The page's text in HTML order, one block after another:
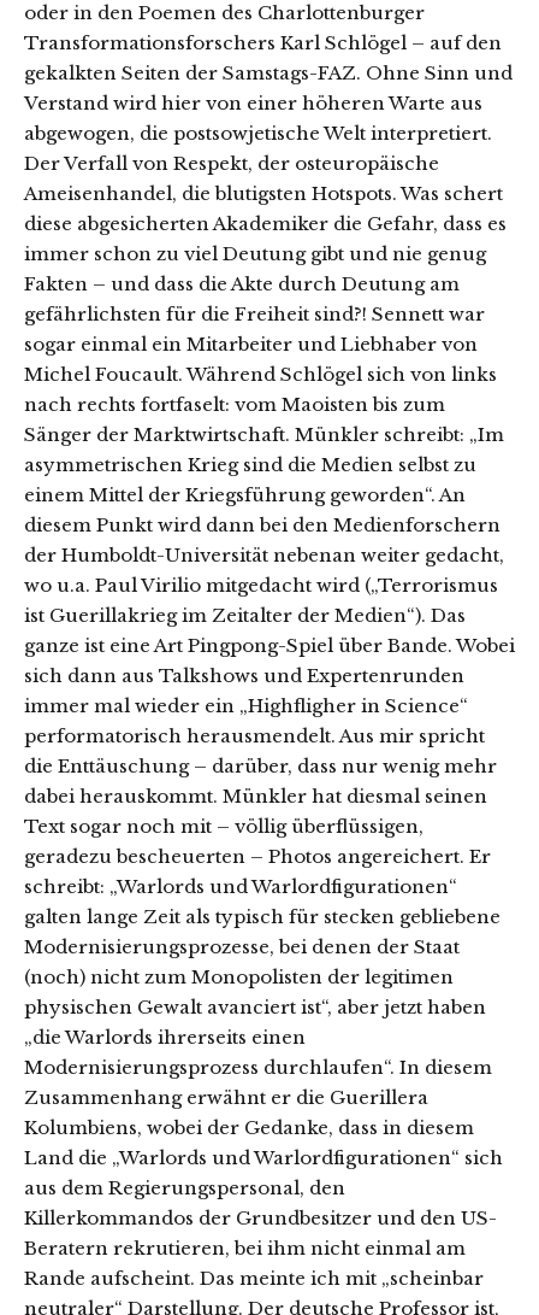
oder in den Poemen des Charlottenburger
Transformationsforschers Karl Schlögel – auf den
gekalkten Seiten der Samstags-FAZ. Ohne Sinn und
Verstand wird hier von einer höheren Warte aus
abgewogen, die postsowjetische Welt interpretiert.
Der Verfall von Respekt, der osteuropäische
Ameisenhandel, die blutigsten Hotspots. Was schert
diese abgesicherten Akademiker die Gefahr, dass es
immer schon zu viel Deutung gibt und nie genug
Fakten – und dass die Akte durch Deutung am
gefährlichsten für die Freiheit sind?! Sennett war
sogar einmal ein Mitarbeiter und Liebhaber von
Michel Foucault. Während Schlögel sich von links
nach rechts fortfaselt: vom Maoisten bis zum
Sänger der Marktwirtschaft. Münkler schreibt: „Im
asymmetrischen Krieg sind die Medien selbst zu
einem Mittel der Kriegsführung geworden“. An
diesem Punkt wird dann bei den Medienforschern
der Humboldt-Universität nebenan weiter gedacht,
wo u.a. Paul Virilio mitgedacht wird („Terrorismus
ist Guerillakrieg im Zeitalter der Medien“). Das
ganze ist eine Art Pingpong-Spiel über Bande. Wobei
sich dann aus Talkshows und Expertenrunden
immer mal wieder ein „Highfligher in Science“
performatorisch herausmendelt. Aus mir spricht
die Enttäuschung – darüber, dass nur wenig mehr
dabei herauskommt. Münkler hat diesmal seinen
Text sogar noch mit – völlig überflüssigen,
geradezu bescheuerten – Photos angereichert. Er
schreibt: „Warlords und Warlordfigurationen“
galten lange Zeit als typisch für stecken gebliebene
Modernisierungsprozesse, bei denen der Staat
(noch) nicht zum Monopolisten der legitimen
physischen Gewalt avanciert ist“, aber jetzt haben
„die Warlords ihrerseits einen
Modernisierungsprozess durchlaufen“. In diesem
Zusammenhang erwähnt er die Guerillera
Kolumbiens, wobei der Gedanke, dass in diesem
Land die „Warlords und Warlordfigurationen“ sich
aus dem Regierungspersonal, den
Killerkommandos der Grundbesitzer und den US-
Beratern rekrutieren, bei ihm nicht einmal am
Rande aufscheint. Das meinte ich mit „scheinbar
neutraler“ Darstellung. Der deutsche Professor ist,